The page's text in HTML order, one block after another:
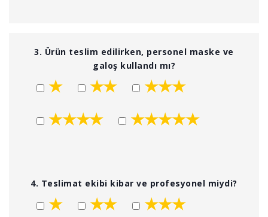
3. Ürün teslim edilirken, personel maske ve
galoş kullandı mı?
★ ★★
★★★
★★★★
★★★★★
4. Teslimat ekibi kibar ve profesyonel miydi?
★ ★★
★★★